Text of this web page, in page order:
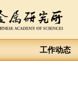
工作动态